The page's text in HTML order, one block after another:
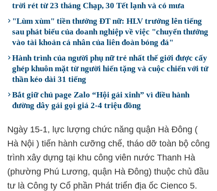
trời rét từ 23 tháng Chạp, 30 Tết lạnh và có mưa
"Lùm xùm" tiền thưởng ĐT nữ: HLV trưởng lên tiếng
sau phát biểu của doanh nghiệp về việc "chuyển thưởng
vào tài khoản cá nhân của liên đoàn bóng đá"
Hành trình của người phụ nữ trẻ nhất thế giới được cấy
ghép khuôn mặt từ người hiến tặng và cuộc chiến với tử
thần kéo dài 31 tiếng
Bắt giữ chủ page Zalo “Hội gái xinh” vì điều hành
đường dây gái gọi giá 2-4 triệu đồng
Ngày 15-1, lực lượng chức năng quận Hà Đông (
Hà Nội ) tiến hành cưỡng chế, tháo dỡ toàn bộ công
trình xây dựng tại khu công viên nước Thanh Hà
(phường Phú Lương, quận Hà Đông) thuộc chủ đầu
tư là Công ty Cổ phần Phát triển địa ốc Cienco 5.